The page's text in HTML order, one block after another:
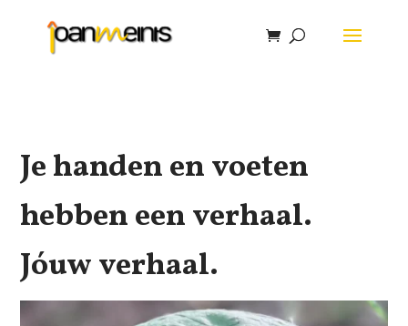
Je handen en voeten
hebben een verhaal.
Jóuw verhaal.